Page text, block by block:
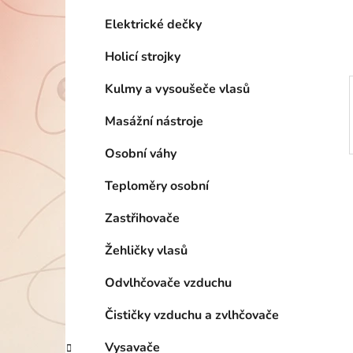
p
n
e
l
Elektrické dečky
Holicí strojky
Kulmy a vysoušeče vlasů
Masážní nástroje
Osobní váhy
Teploměry osobní
Zastřihovače
Žehličky vlasů
Odvlhčovače vzduchu
Čističky vzduchu a zvlhčovače
Vysavače